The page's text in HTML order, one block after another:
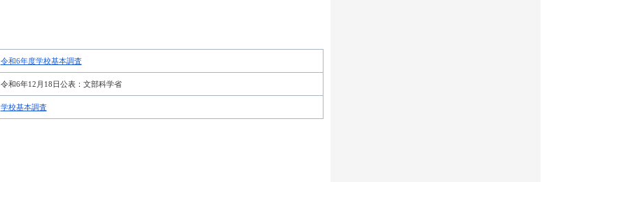
787
231
令和6年度学校基本調査
令和6年12月18日公表：文部科学省
学校基本調査